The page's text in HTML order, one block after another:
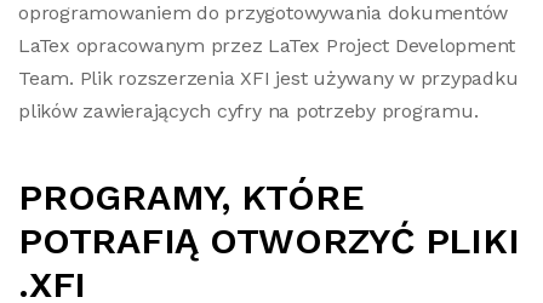
oprogramowaniem do przygotowywania dokumentów
LaTex opracowanym przez LaTex Project Development
Team. Plik rozszerzenia XFI jest używany w przypadku
plików zawierających cyfry na potrzeby programu.
PROGRAMY, KTÓRE
POTRAFIĄ OTWORZYĆ PLIKI
.XFI